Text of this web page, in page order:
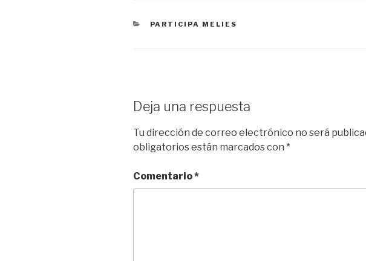
CATEGORÍAS
PARTICIPA MELIES
Deja una respuesta
Tu dirección de correo electrónico no será
obligatorios están marcados con *
Comentario*